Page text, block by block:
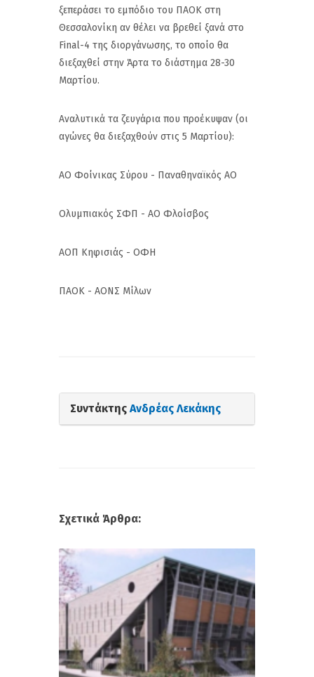
ξεπεράσει το εμπόδιο του ΠΑΟΚ στη
Θεσσαλονίκη αν θέλει να βρεθεί ξανά στο
Final-4 της διοργάνωσης, το οποίο θα
διεξαχθεί στην Άρτα το διάστημα 28-30
Μαρτίου.
Αναλυτικά τα ζευγάρια που προέκυψαν (οι
αγώνες θα διεξαχθούν στις 5 Μαρτίου):
ΑΟ Φοίνικας Σύρου - Παναθηναϊκός ΑΟ
Ολυμπιακός ΣΦΠ - ΑΟ Φλοίσβος
ΑΟΠ Κηφισιάς - ΟΦΗ
ΠΑΟΚ - ΑΟΝΣ Μίλων
Συντάκτης Ανδρέας Λεκάκης
Σχετικά Άρθρα: